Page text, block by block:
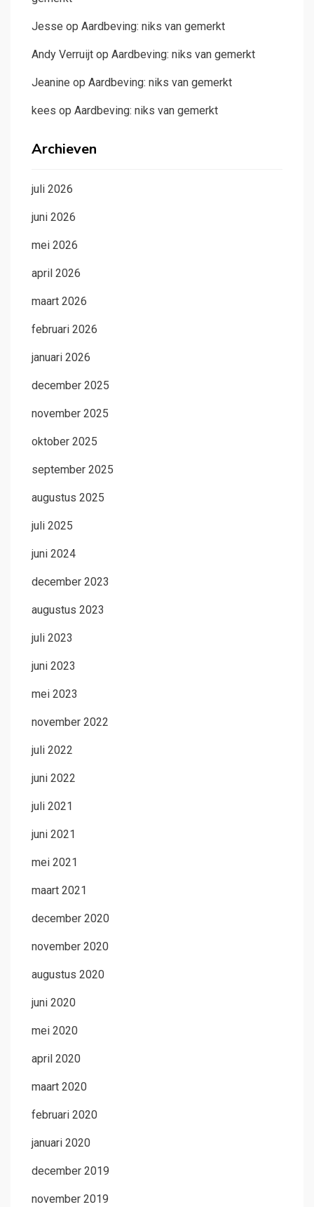
Jesse op Aardbeving: niks van gemerkt
Andy Verruijt op Aardbeving: niks van gemerkt
Jeanine op Aardbeving: niks van gemerkt
kees op Aardbeving: niks van gemerkt
Archieven
juli 2026
juni 2026
mei 2026
april 2026
maart 2026
februari 2026
januari 2026
december 2025
november 2025
oktober 2025
september 2025
augustus 2025
juli 2025
juni 2024
december 2023
augustus 2023
juli 2023
juni 2023
mei 2023
november 2022
juli 2022
juni 2022
juli 2021
juni 2021
mei 2021
maart 2021
december 2020
november 2020
augustus 2020
juni 2020
mei 2020
april 2020
maart 2020
februari 2020
januari 2020
december 2019
november 2019